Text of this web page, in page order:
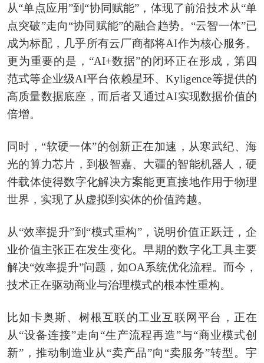
从“单点应用”到“协同赋能”，体现了前沿技术从“单
点突破”走向“协同赋能”的融合趋势。“云智一体”已
成为标配，几乎所有云厂商都将AI作为核心服务。
更为重要的是，“AI+数据”的闭环正在形成，第四
范式等企业级AI平台依赖星环、Kyligence等提供的
高质量数据底座，而后者又通过AI实现数据价值的
倍增。
同时，“软硬一体”的创新正在加速，从寒武纪、海
光的算力芯片，到极智嘉、大疆的智能机器人，硬
件载体使得数字化解决方案能更直接地作用于物理
世界，实现了从虚拟到实体的价值跨越。
从“效率提升”到“模式重构”，说明价值正跃迁，企
业价值主张正在发生变化。早期的数字化工具主要
解决“效率提升”问题，如OA系统优化流程。而今，
技术正在驱动商业与治理模式的根本性重构。
比如卡奥斯、树根互联的工业互联网平台，正在
从“设备连接”走向“生产流程再造”与“商业模式创
新”，推动制造业从“卖产品”向“卖服务”转型。宇